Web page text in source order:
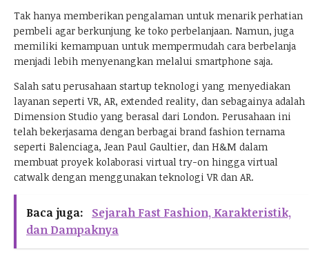
Tak hanya memberikan pengalaman untuk menarik perhatian
pembeli agar berkunjung ke toko perbelanjaan. Namun, juga
memiliki kemampuan untuk mempermudah cara berbelanja
menjadi lebih menyenangkan melalui smartphone saja.
Salah satu perusahaan startup teknologi yang menyediakan
layanan seperti VR, AR, extended reality, dan sebagainya adalah
Dimension Studio yang berasal dari London. Perusahaan ini
telah bekerjasama dengan berbagai brand fashion ternama
seperti Balenciaga, Jean Paul Gaultier, dan H&M dalam
membuat proyek kolaborasi virtual try-on hingga virtual
catwalk dengan menggunakan teknologi VR dan AR.
Baca juga:
Sejarah Fast Fashion, Karakteristik,
dan Dampaknya